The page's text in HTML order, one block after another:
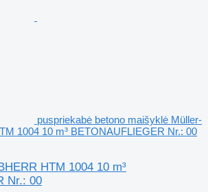
puspriekabė betono maišyklė Müller-
1004 10 m³ BETONAUFLIEGER Nr.: 00
HTM 1004 10 m³
Nr.: 00